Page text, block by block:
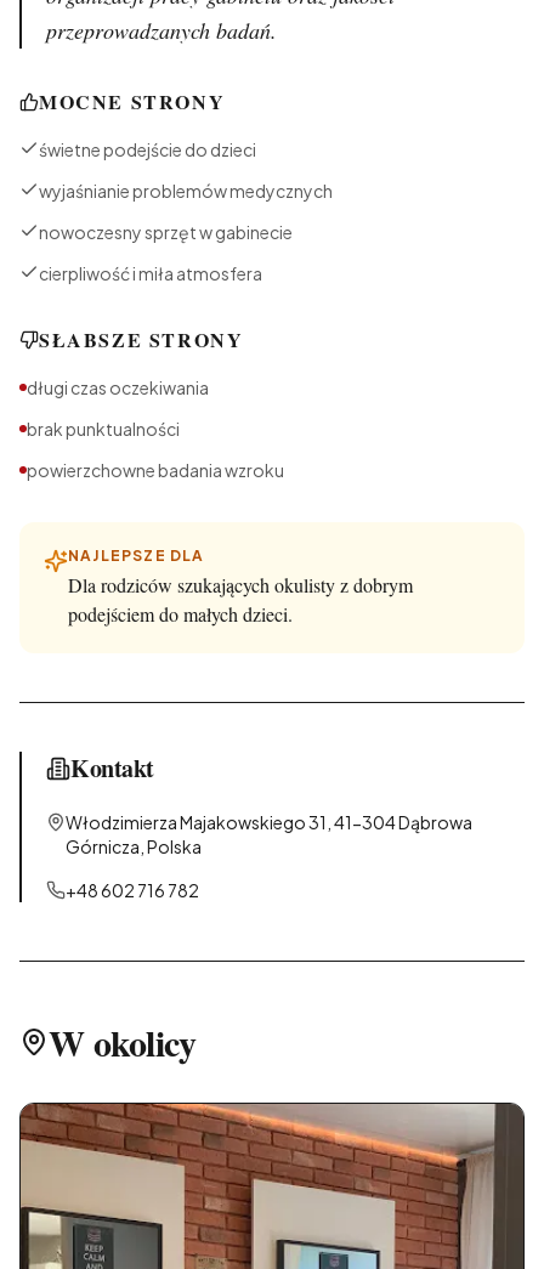
przeprowadzanych badań.
MOCNE STRONY
świetne podejście do dzieci
wyjaśnianie problemów medycznych
nowoczesny sprzęt w gabinecie
cierpliwość i miła atmosfera
SŁABSZE STRONY
długi czas oczekiwania
brak punktualności
powierzchowne badania wzroku
NAJLEPSZE DLA
Dla rodziców szukających okulisty z dobrym
podejściem do małych dzieci.
Kontakt
Włodzimierza Majakowskiego 31, 41-304 Dąbrowa
Górnicza, Polska
+48 602 716 782
W okolicy